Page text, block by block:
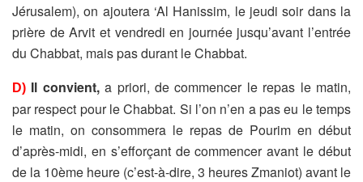
Jérusalem), on ajoutera ‘Al Hanissim, le jeudi soir dans la
prière de Arvit et vendredi en journée jusqu’avant l’entrée
du Chabbat, mais pas durant le Chabbat.
D) Il convient,a priori, de commencer le repas le matin,
par respect pour le Chabbat. Si l’on n’en a pas eu le temps
le matin, on consommera le repas de Pourim en début
d’après-midi, en s’efforçant de commencer avant le début
de la 10ème heure (c’est-à-dire, 3 heures Zmaniot) avant le